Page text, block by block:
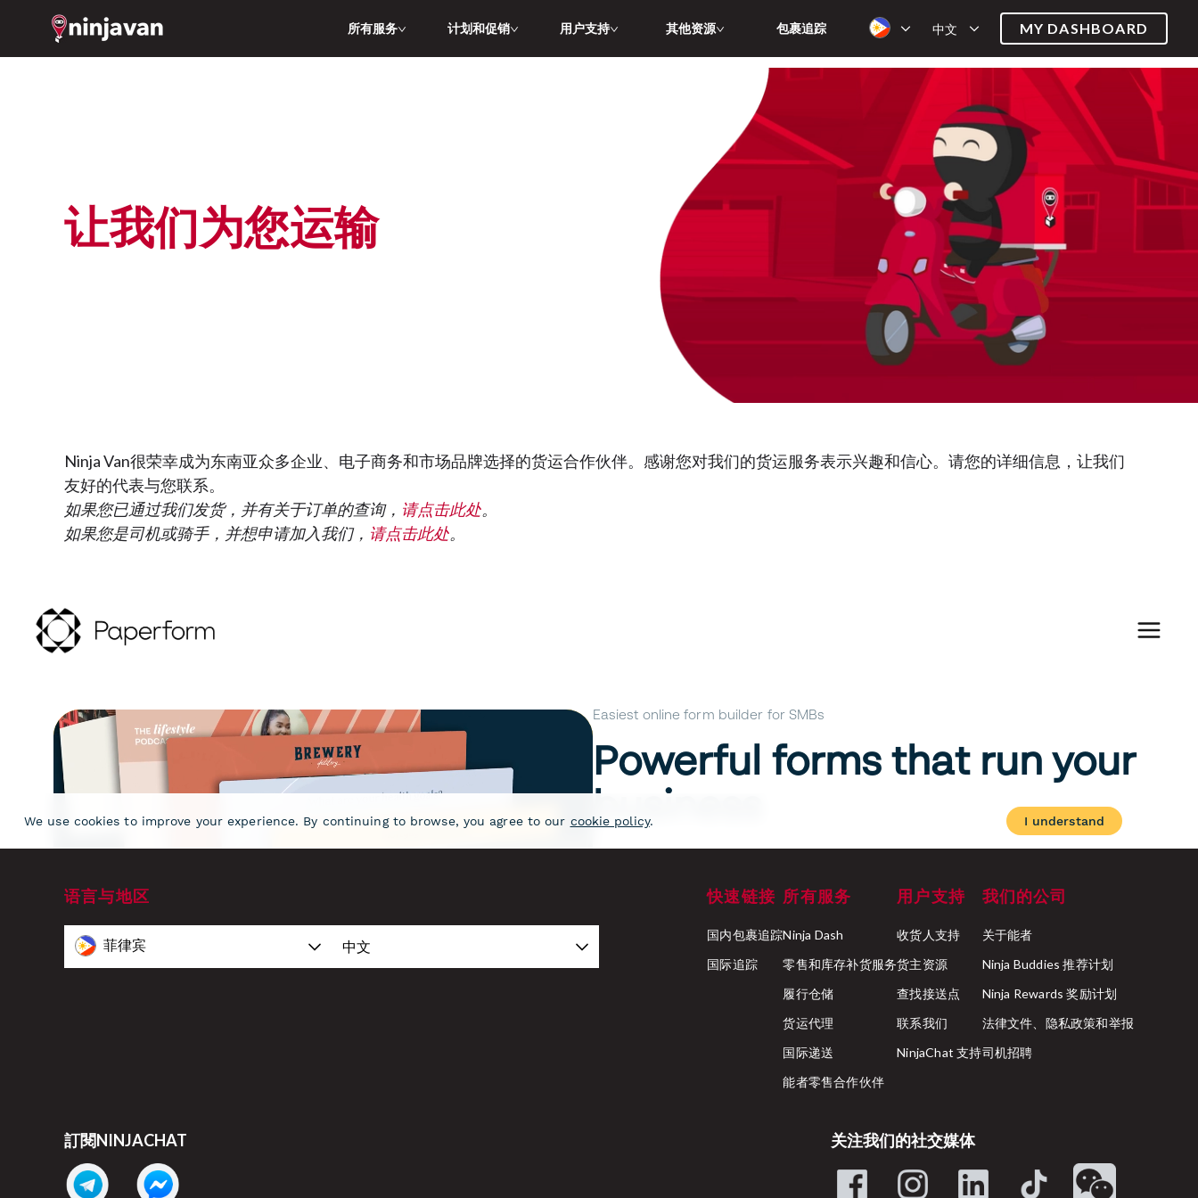
所有服务 计划和促销 用户支持 其他资源 包裹追踪 中文 MY DASHBOARD
让我们为您运输
Ninja Van很荣幸成为东南亚众多企业、电子商务和市场品牌选择的货运合作伙伴。感谢您对我们的货运服务表示兴趣和信心。请您的详细信息，让我们
友好的代表与您联系。
如果您已通过我们发货，并有关于订单的查询， 请点击此处。
如果您是司机或骑手，并想申请加入我们， 请点击此处。
语言与地区
菲律宾 中文
快速链接
国内包裹追踪
国际追踪
所有服务
Ninja Dash
零售和库存补货服务
履行仓储
货运代理
国际递送
能者零售合作伙伴
用户支持
收货人支持
货主资源
查找接送点
联系我们
NinjaChat 支持
我们的公司
关于能者
Ninja Buddies 推荐计划
Ninja Rewards 奖励计划
法律文件、隐私政策和举报
司机招聘
訂閱NINJACHAT 关注我们的社交媒体